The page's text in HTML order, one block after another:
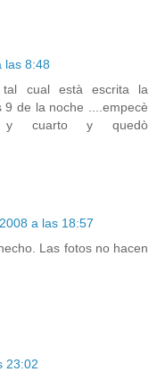
las 8:48
tal cual està escrita la
9 de la noche ....empecè
cuarto y quedò
a las 18:57
Las fotos no hacen
23:02